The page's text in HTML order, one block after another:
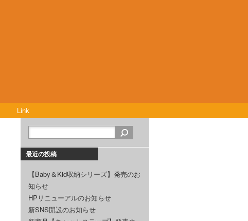
Link
最近の投稿
【Baby＆Kid収納シリーズ】発売のお
知らせ
HPリニューアルのお知らせ
新SNS開設のお知らせ